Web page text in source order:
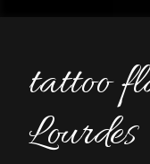
tattoo
Lourdes